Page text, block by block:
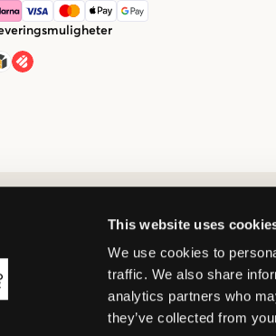
This website uses
We use cookies to
traffic. We also share
analytics partners who
they’ve collected from